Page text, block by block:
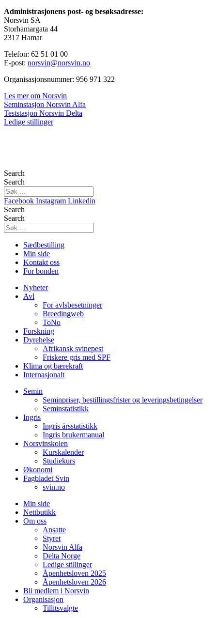
Administrasjonens post- og besøksadresse:
Norsvin SA
Storhamargata 44
2317 Hamar
Telefon: 62 51 01 00
E-post: norsvin@norsvin.no
Organisasjonsnummer: 956 971 322
Les mer om Norsvin
Seminstasjon Norsvin Alfa
Teststasjon Norsvin Delta
Ledige stillinger
Search
Search
Facebook Instagram Linkedin
Search
Search
Sædbestilling
Min side
Kontakt oss
For bonden
Nyheter
Avl
For avlsbesetninger
Breedingweb
ToNo
Forskning
Dyrehelse
Afrikansk svinepest
Friskere gris med SPF
Klima og bærekraft
Internasjonalt
Semin
Seminpriser, bestillingsfrister og leveringsbetingelser
Seminstatistikk
Ingris
Ingris årsstatistikk
Ingris brukermanual
Norsvinskolen
Kurskalender
Studiekurs
Økonomi
Fagbladet Svin
svin.no
Min side
Nettbutikk
Om oss
Ansatte
Styret
Norsvin Alfa
Delta Norge
Ledige stillinger
Åpenhetsloven 2025
Åpenhetsloven 2026
Bli medlem i Norsvin
Organisasjon
Tillitsvalgte